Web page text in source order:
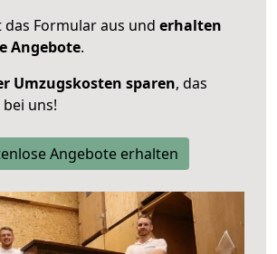
das Formular aus und erhalten
Angebote.
Umzugskosten sparen, das
uns!
Angebote erhalten